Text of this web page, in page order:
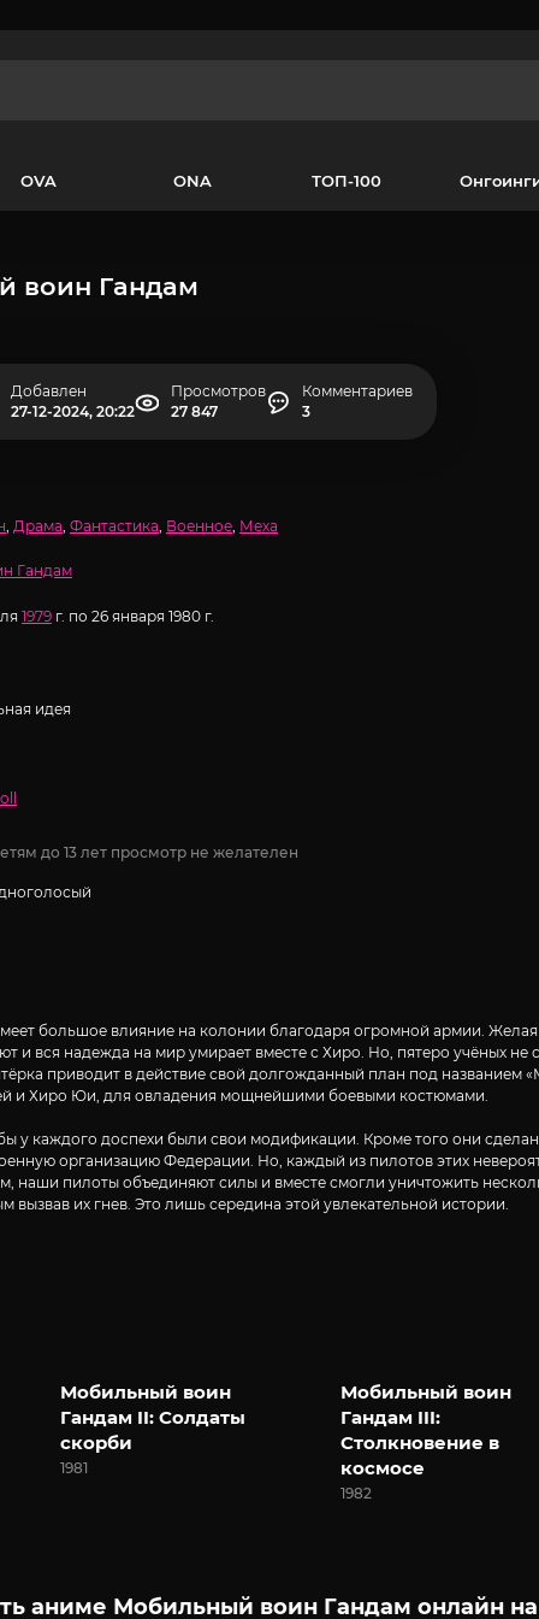
OVA ONA ТОП-100
воин Гандам
Добавлен
27-12-2024, 20:22
Просмотров
27 847
Комментариев
3
, Драма, Фантастика, Военное, Меха
Гандам
1979 г. по 26 января 1980 г.
идея
до 13 лет просмотр не желателен
большое влияние на колонии благодаря огромной армии.
вся надежда на мир умирает вместе с Хиро. Но, пятеро учёных не
приводит в действие свой долгожданный план под названием
и Хиро Юи, для овладения мощнейшими боевыми костюмами.
каждого доспехи были свои модификации. Кроме того они
организацию Федерации. Но, каждый из пилотов этих
наши пилоты объединяют силы и вместе смогли уничтожить
их гнев. Это лишь середина этой увлекательной истории.
Мобильный воин
Гандам II: Солдаты
скорби
1981
Мобильный воин
Гандам III:
Столкновение в
космосе
1982
аниме Мобильный воин Гандам онлайн